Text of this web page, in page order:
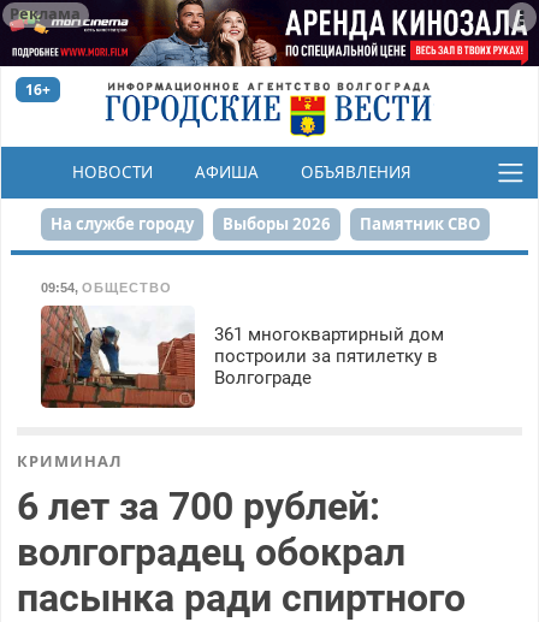
Реклама
16+
НОВОСТИ АФИША ОБЪЯВЛЕНИЯ
КОНКУРСЫ
На службе городу Выборы 2026 Памятник СВО
Набережная День Победы Реконструкция ЦПКиО
80-летие Победы Парк Героев-летчиков
09:54, ОБЩЕСТВО
361 многоквартирный дом
построили за пятилетку в
Волгограде
КРИМИНАЛ
6 лет за 700 рублей:
волгоградец обокрал
пасынка ради спиртного